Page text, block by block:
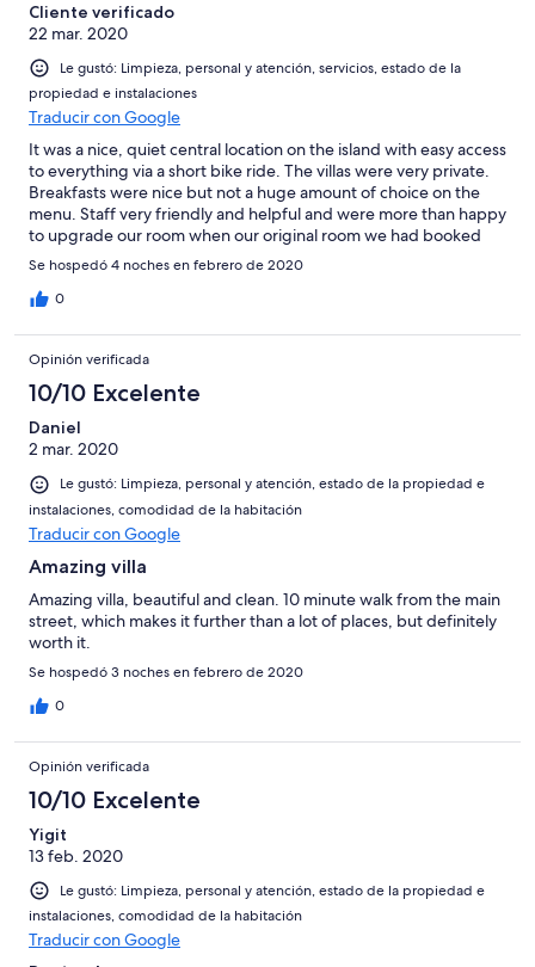
Cliente verificado
22 mar. 2020
Le gustó: Limpieza, personal y atención, servicios, estado de la
propiedad e instalaciones
Traducir con Google
It was a nice, quiet central location on the island with easy access
to everything via a short bike ride. The villas were very private.
Breakfasts were nice but not a huge amount of choice on the
menu. Staff very friendly and helpful and were more than happy
to upgrade our room when our original room we had booked
was not quite what we had hoped for. We really enjoyed our
stay here :)
Se hospedó 4 noches en febrero de 2020
0
Opinión verificada
10/10 Excelente
Daniel
2 mar. 2020
Le gustó: Limpieza, personal y atención, estado de la propiedad e
instalaciones, comodidad de la habitación
Traducir con Google
Amazing villa
Amazing villa, beautiful and clean. 10 minute walk from the main
street, which makes it further than a lot of places, but definitely
worth it.
Se hospedó 3 noches en febrero de 2020
0
Opinión verificada
10/10 Excelente
Yigit
13 feb. 2020
Le gustó: Limpieza, personal y atención, estado de la propiedad e
instalaciones, comodidad de la habitación
Traducir con Google